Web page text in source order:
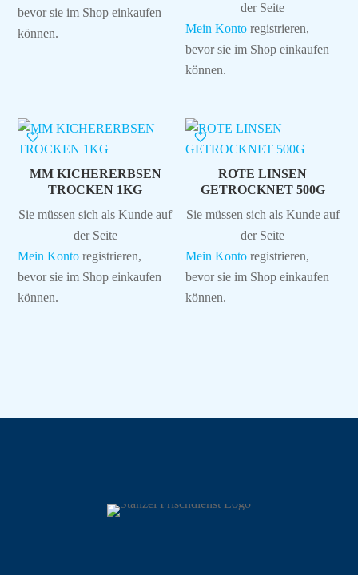
bevor sie im Shop einkaufen
können.
der Seite
Mein Konto registrieren,
bevor sie im Shop einkaufen
können.
MM KICHERERBSEN
TROCKEN 1KG
Sie müssen sich als Kunde auf
der Seite
Mein Konto registrieren,
bevor sie im Shop einkaufen
können.
ROTE LINSEN
GETROCKNET 500G
Sie müssen sich als Kunde auf
der Seite
Mein Konto registrieren,
bevor sie im Shop einkaufen
können.